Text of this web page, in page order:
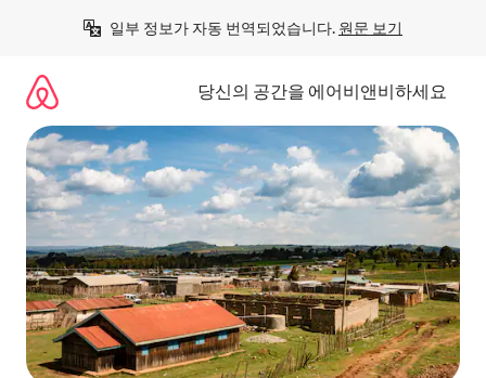
일부 정보가 자동 번역되었습니다. 원문 보기
당신의 공간을 에어비앤비하세요